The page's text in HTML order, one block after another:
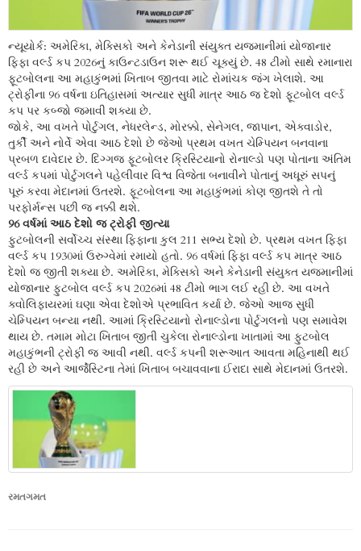
ન્યૂયોર્ક: અમેરિકા, મેક્સિકો અને કેનેડાની સંયુક્ત યજમાનીમાં યોજાનાર
ફિફા વર્લ્ડ કપ 2026નું કાઉન્ટડાઉન શરૂ થઈ ચૂક્યું છે. 48 ટીમો સાથે રમાનારા
ફૂટબોલના આ મહાકુંભમાં ખિતાબ જીતવા માટે રોમાંચક જંગ ખેલાશે. આ
ટ્રોફીના 96 વર્ષના ઇતિહાસમાં અત્યાર સુધી માત્ર આઠ જ દેશો ફૂટબોલ વર્લ્ડ
કપ પર કબ્જો જમાવી શક્યા છે.
જોકે, આ વખતે પોર્ટુગલ, નેધરલેન્ડ, મોરક્કો, સેનેગલ, જાપાન, એક્વાડોર,
તુર્કી અને નોર્વે એવા આઠ દેશો છે જેઓ પ્રથમ વખત ચેમ્પિયન બનવાના
પ્રબળ દાવેદાર છે. દિગ્ગજ ફૂટબોલર ક્રિસ્ટિયાનો રોનાલ્ડો પણ પોતાના અંતિમ
વર્લ્ડ કપમાં પોર્ટુગલને પહેલીવાર વિશ્વ વિજેતા બનાવીને પોતાનું અધૂરું સપનું
પૂરું કરવા મેદાનમાં ઉતરશે. ફૂટબોલના આ મહાકુંભમાં કોણ જીતશે તે તો
પરફોર્મન્સ પછી જ નક્કી થશે.
96 વર્ષમાં આઠ દેશો જ ટ્રોફી જીત્યા
ફુટબોલની સર્વોચ્ચ સંસ્થા ફિફાના કુલ 211 સભ્ય દેશો છે. પ્રથમ વખત ફિફા
વર્લ્ડ કપ 1930માં ઉરુગ્વેમાં રમાયો હતો. 96 વર્ષમાં ફિફા વર્લ્ડ કપ માત્ર આઠ
દેશો જ જીતી શક્યા છે. અમેરિકા, મેક્સિકો અને કેનેડાની સંયુક્ત યજમાનીમાં
યોજાનાર ફુટબોલ વર્લ્ડ કપ 2026માં 48 ટીમો ભાગ લઈ રહી છે. આ વખતે
ક્વોલિફાયરમાં ઘણા એવા દેશોએ પ્રભાવિત કર્યા છે. જેઓ આજ સુધી
ચેમ્પિયન બન્યા નથી. આમાં ક્રિસ્ટિયાનો રોનાલ્ડોના પોર્ટુગલનો પણ સમાવેશ
થાય છે. તમામ મોટા ખિતાબ જીતી ચુકેલા રોનાલ્ડોના ખાતામાં આ ફુટબોલ
મહાકુંભની ટ્રોફી જ આવી નથી. વર્લ્ડ કપની શરૂઆત આવતા મહિનાથી થઈ
રહી છે અને આર્જેસ્ટિના તેમાં ખિતાબ બચાવવાના ઈરાદા સાથે મેદાનમાં ઉતરશે.
રમતગમત